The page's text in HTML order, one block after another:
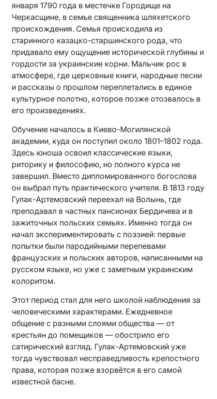
января 1790 года в местечке Городище на
Черкасщине, в семье священника шляхетского
происхождения. Семья происходила из
старинного казацко-старшинского рода, что
придавало ему ощущение исторической глубины и
гордости за украинские корни. Мальчик рос в
атмосфере, где церковные книги, народные песни
и рассказы о прошлом переплетались в единое
культурное полотно, которое позже отозвалось в
его произведениях.
Обучение началось в Киево-Могилянской
академии, куда он поступил около 1801–1802 года.
Здесь юноша освоил классические языки,
риторику и философию, но полного курса не
завершил. Вместо дипломированного богослова
он выбрал путь практического учителя. В 1813 году
Гулак-Артемовский переехал на Волынь, где
преподавал в частных пансионах Бердичева и в
зажиточных польских семьях. Именно тогда он
начал экспериментировать с поэзией: первые
попытки были пародийными перепевами
французских и польских авторов, написанными на
русском языке, но уже с заметным украинским
колоритом.
Этот период стал для него школой наблюдения за
человеческими характерами. Ежедневное
общение с разными слоями общества — от
крестьян до помещиков — обострило его
сатирический взгляд. Гулак-Артемовский уже
тогда чувствовал несправедливость крепостного
права, которая позже взорвётся в его самой
известной басне.